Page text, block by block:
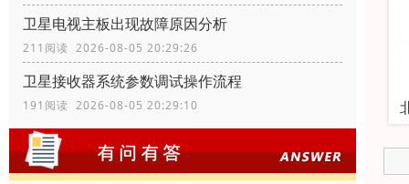
卫星电视主板出现故障原因分析
211阅读 2026-08-05 20:29:26
卫星接收器系统参数调试操作流程
191阅读 2026-08-05 20:29:10